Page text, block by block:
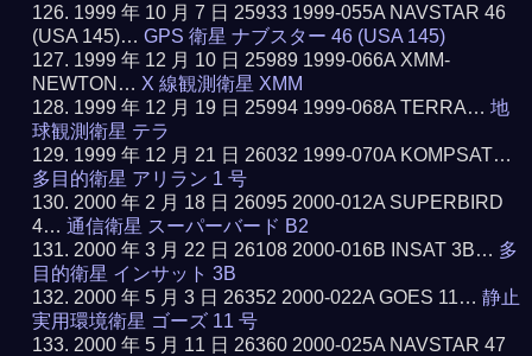
1999 年 10 月 7 日 25933 1999-055A NAVSTAR 46
(USA 145)…GPS 衛星 ナブスター 46 (USA 145)
1999 年 12 月 10 日 25989 1999-066A XMM-
NEWTON… X 線観測衛星 XMM
1999 年 12 月 19 日 25994 1999-068A TERRA…地
球観測衛星 テラ
1999 年 12 月 21 日 26032 1999-070A KOMPSAT…
多目的衛星 アリラン 1 号
2000 年 2 月 18 日 26095 2000-012A SUPERBIRD
4…通信衛星 スーパーバード B2
2000 年 3 月 22 日 26108 2000-016B INSAT 3B… 多
目的衛星 インサット 3B
2000 年 5 月 3 日 26352 2000-022A GOES 11…静止
実用環境衛星 ゴーズ 11 号
2000 年 5 月 11 日 26360 2000-025A NAVSTAR 47